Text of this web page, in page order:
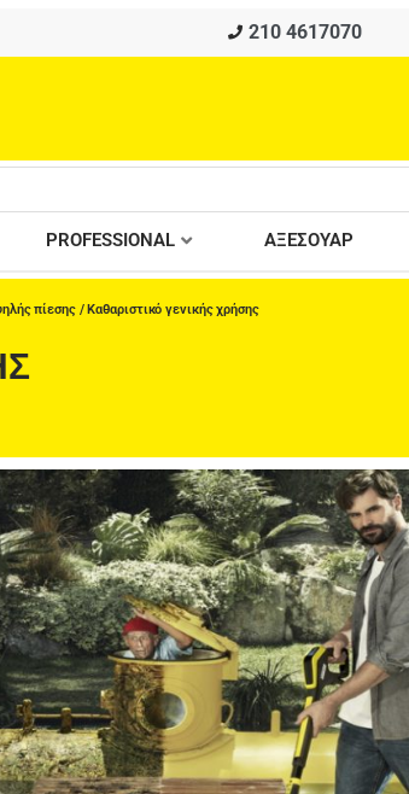
210 4617070
PROFESSIONAL ΑΞΕΣΟΥΑΡ
πίεσης/ Καθαριστικό γενικής χρήσης